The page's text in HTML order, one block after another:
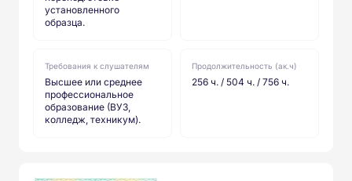
установленного
образца.
Требования к слушателям
Высшее или среднее
профессиональное
образование (ВУЗ,
колледж, техникум).
Продолжительность (ак.ч)
256 ч. / 504 ч. / 756 ч.